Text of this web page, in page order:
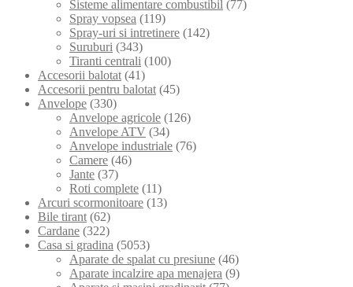
Sisteme alimentare combustibil (77)
Spray vopsea (119)
Spray-uri si intretinere (142)
Suruburi (343)
Tiranti centrali (100)
Accesorii balotat (41)
Accesorii pentru balotat (45)
Anvelope (330)
Anvelope agricole (126)
Anvelope ATV (34)
Anvelope industriale (76)
Camere (46)
Jante (37)
Roti complete (11)
Arcuri scormonitoare (13)
Bile tirant (62)
Cardane (322)
Casa si gradina (5053)
Aparate de spalat cu presiune (46)
Aparate incalzire apa menajera (9)